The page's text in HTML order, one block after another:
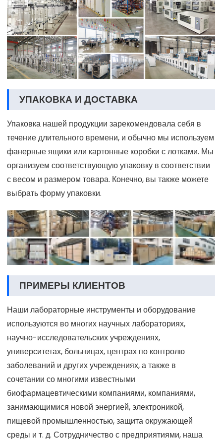
УПАКОВКА И ДОСТАВКА
Упаковка нашей продукции зарекомендовала себя в
течение длительного времени, и обычно мы используем
фанерные ящики или картонные коробки с лотками. Мы
организуем соответствующую упаковку в соответствии
с весом и размером товара. Конечно, вы также можете
выбрать форму упаковки.
ПРИМЕРЫ КЛИЕНТОВ
Наши лабораторные инструменты и оборудование
используются во многих научных лабораториях,
научно-исследовательских учреждениях,
университетах, больницах, центрах по контролю
заболеваний и других учреждениях, а также в
сочетании со многими известными
биофармацевтическими компаниями, компаниями,
занимающимися новой энергией, электроникой,
пищевой промышленностью, защита окружающей
среды и т. д. Сотрудничество с предприятиями, наша